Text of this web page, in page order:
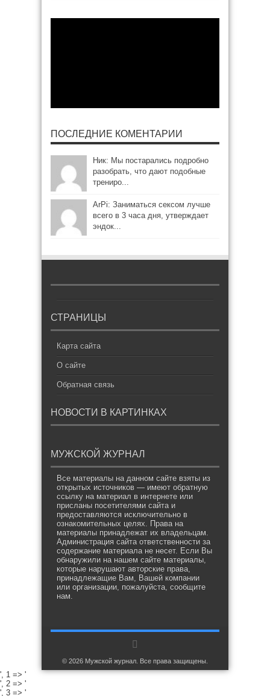
ПОСЛЕДНИЕ КОМЕНТАРИИ
Ник: Мы постарались подробно
разобрать, что дают подобные
трениро...
ArPi: Заниматься сексом лучше
всего в 3 часа дня, утверждает
эндок...
СТРАНИЦЫ
Карта сайта
О сайте
Обратная связь
НОВОСТИ В КАРТИНКАХ
МУЖСКОЙ ЖУРНАЛ
Все материалы на данном сайте взяты из
открытых источников — имеют обратную
ссылку на материал в интернете или
присланы посетителями сайта и
предоставляются исключительно в
ознакомительных целях. Права на
материалы принадлежат их владельцам.
Администрация сайта ответственности за
содержание материала не несет. Если Вы
обнаружили на нашем сайте материалы,
которые нарушают авторские права,
принадлежащие Вам, Вашей компании
или организации, пожалуйста, сообщите
нам.
© 2026 Мужской журнал. Все права защищены.
', 1 => '
', 2 => '
', 3 => '